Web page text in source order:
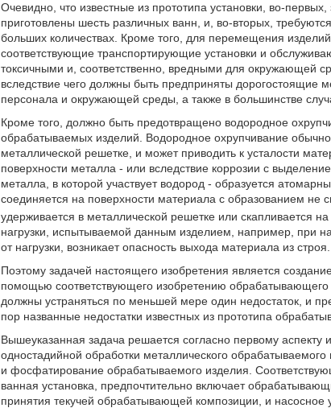
Очевидно, что известные из прототипа установки, во-
приготовлены шесть различных ванн, и, во-вторых,
больших количествах. Кроме того, для перемещения
соответствующие транспортирующие установки и
токсичными и, соответственно, вредными для окружающей
вследствие чего должны быть предприняты дорогостоящие
персонала и окружающей среды, а также в большинстве
Кроме того, должно быть предотвращено водородное
обрабатываемых изделий. Водородное охрупчивание
металлической решетке, и может приводить к усталости
поверхности металла - или вследствие коррозии с
металла, в которой участвует водород - образуется
соединяется на поверхности материала с образованием не
удерживается в металлической решетке или скапливается
нагрузки, испытываемой данным изделием, например, при
от нагрузки, возникает опасность выхода материала из строя.
Поэтому задачей настоящего изобретения является
помощью соответствующего изобретению обрабатывающего
должны устраняться по меньшей мере один недостаток, и
пор названные недостатки известных из прототипа
Вышеуказанная задача решается согласно первому
одностадийной обработки металлического
и фосфатирование обрабатываемого изделия.
ванная установка, предпочтительно включает
принятия текучей обрабатывающей композиции, и